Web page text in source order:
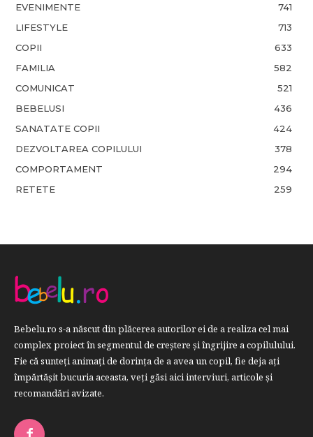
EVENIMENTE
741
LIFESTYLE
713
COPII
633
FAMILIA
582
COMUNICAT
521
BEBELUSI
436
SANATATE COPII
424
DEZVOLTAREA COPILULUI
378
COMPORTAMENT
294
RETETE
259
Bebelu.ro s-a născut din plăcerea autorilor ei de a realiza cel mai
complex proiect în segmentul de creştere şi îngrijire a copilulului.
Fie că sunteţi animaţi de dorinţa de a avea un copil, fie deja aţi
împărtăşit bucuria aceasta, veți găsi aici interviuri, articole şi
recomandări avizate.